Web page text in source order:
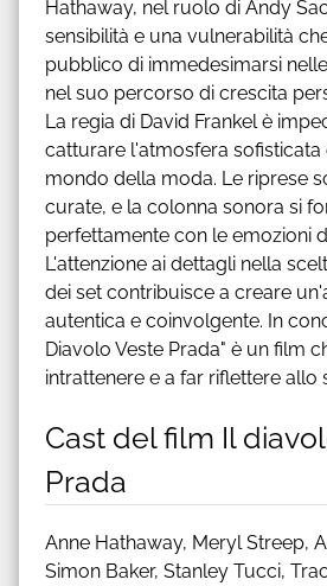
Hathaway, nel ruolo di Andy
sensibilità e una vulnerabilità
pubblico di immedesimarsi
nel suo percorso di crescita
La regia di David Frankel è
catturare l'atmosfera sofisticata
mondo della moda. Le riprese
curate, e la colonna sonora si
perfettamente con le emozioni
L'attenzione ai dettagli nella
dei set contribuisce a creare
autentica e coinvolgente. In
Diavolo Veste Prada" è un film
intrattenere e a far riflettere allo
Cast del film Il
Prada
Anne Hathaway, Meryl Streep,
Simon Baker, Stanley Tucci,